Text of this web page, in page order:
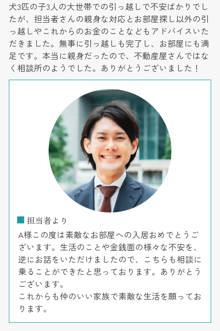
犬3匹の子3人の大世帯での引っ越しで不安ばかりでし
たが、担当者さんの親身な対応とお部屋探し以外の引
っ越しやこれからのお金のことなどもアドバイスいた
だきました。無事に引っ越しも完了し、お部屋にも満
足です。本当に親身だったので、不動産屋さんではな
く相談所のようでした。ありがとうございました！
■ 担当者より
A様この度は素敵なお部屋への入居おめでとうご
ざいます。生活のことや金銭面の様々な不安を、
逆にお話をいただけましたので、こちらも相談に
乗ることができたと思っております。ありがとう
ございます。
これからも仲のいい家族で素敵な生活を願ってお
ります。